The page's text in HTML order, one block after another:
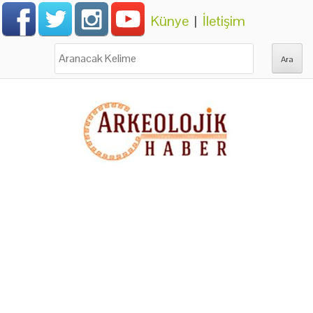
Künye | İletişim